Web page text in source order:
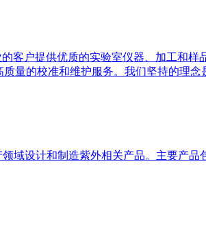
客户提供优质的实验室仪器、加工和
量的校准和维护服务。我们坚持的理
设计和制造紫外相关产品。主要产品